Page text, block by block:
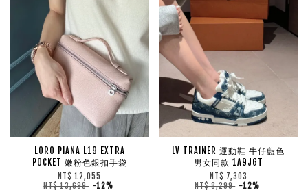
LORO PIANA L19 EXTRA
POCKET 嫩粉色銀扣手袋
NT$ 12,055
NT$ 13,699 -12%
LV TRAINER 運動鞋 牛仔藍色
男女同款 1A9JGT
NT$ 7,303
NT$ 8,299 -12%